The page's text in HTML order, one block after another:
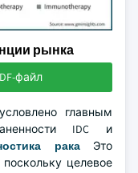
рынка
файл
главным
IDC и
рака
Это
целевое